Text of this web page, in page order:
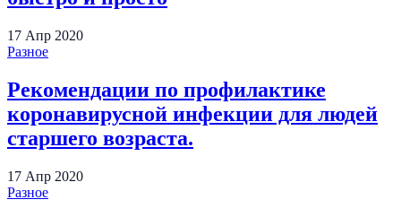
17 Апр 2020
Разное
Рекомендации по профилактике
коронавирусной инфекции для людей
старшего возраста.
17 Апр 2020
Разное